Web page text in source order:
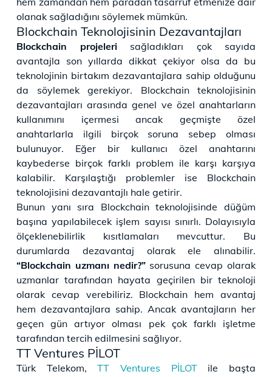
olanak sağladığını söylemek mümkün.
Blockchain Teknolojisinin Dezavantajları
Blockchain projeleri sağladıkları çok sayıda
avantajla son yıllarda dikkat çekiyor olsa da bu
teknolojinin birtakım dezavantajlara sahip olduğunu
da söylemek gerekiyor. Blockchain teknolojisinin
dezavantajları arasında genel ve özel anahtarların
kullanımını içermesi ancak geçmişte özel
anahtarlarla ilgili birçok soruna sebep olması
bulunuyor. Eğer bir kullanıcı özel anahtarını
kaybederse birçok farklı problem ile karşı karşıya
kalabilir. Karşılaştığı problemler ise Blockchain
teknolojisini dezavantajlı hale getirir.
Bunun yanı sıra Blockchain teknolojisinde düğüm
başına yapılabilecek işlem sayısı sınırlı. Dolayısıyla
ölçeklenebilirlik kısıtlamaları mevcuttur. Bu
durumlarda dezavantaj olarak ele alınabilir.
“Blockchain uzmanı nedir?” sorusuna cevap olarak
uzmanlar tarafından hayata geçirilen bir teknoloji
olarak cevap verebiliriz. Blockchain hem avantaj
hem dezavantajlara sahip. Ancak avantajların her
geçen gün artıyor olması pek çok farklı işletme
tarafından tercih edilmesini sağlıyor.
TT Ventures PİLOT
Türk Telekom,TT Ventures PİLOTile başta